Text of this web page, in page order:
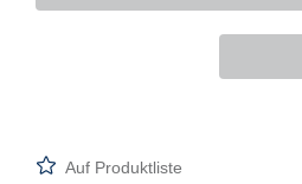
Auf Produktliste